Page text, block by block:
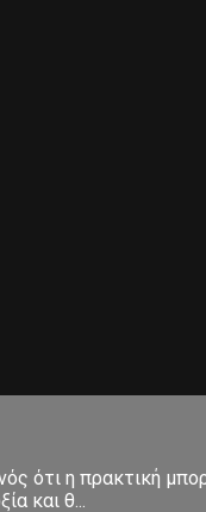
ότι η πρακτική
και θ...